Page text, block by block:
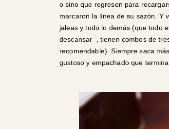
o sino que regresen para
marcaron la línea de su sazón. Y
jaleas y todo lo demás (que todo
descansar–, tienen combos de
recomendable). Siempre saca
gustoso y empachado que